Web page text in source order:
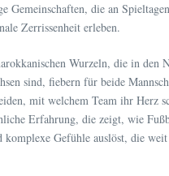
Gemeinschaften, die an
Zerrissenheit erleben.
Wurzeln, die in den
sind, fiebern für beide
mit welchem Team ihr Herz
Erfahrung, die zeigt, wie
Gefühle auslöst, die